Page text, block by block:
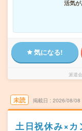
活気が
気になる!
派遣
未読 掲載日 2026/08/08
土日祝休み×カ